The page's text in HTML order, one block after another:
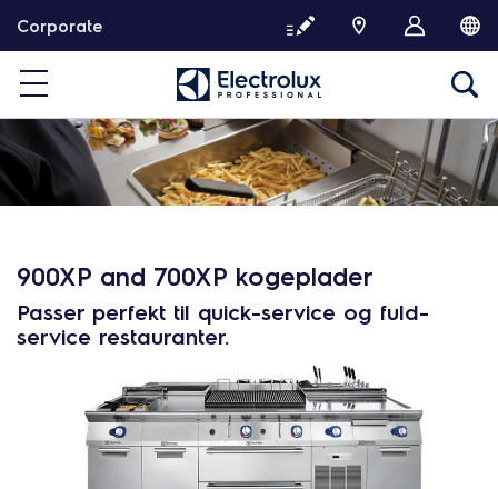
d
e
r
e
Corporate
900XP and 700XP kogeplader
Passer perfekt til quick-service og fuld-
service restauranter.